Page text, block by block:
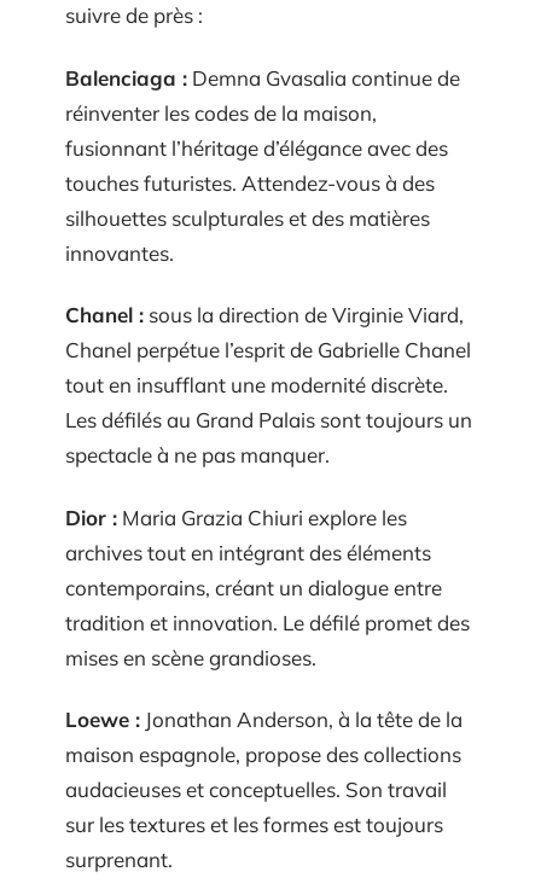
suivre de près :
Balenciaga : Demna Gvasalia continue de
réinventer les codes de la maison,
fusionnant l’héritage d’élégance avec des
touches futuristes. Attendez-vous à des
silhouettes sculpturales et des matières
innovantes.
Chanel : sous la direction de Virginie Viard,
Chanel perpétue l’esprit de Gabrielle Chanel
tout en insufflant une modernité discrète.
Les défilés au Grand Palais sont toujours un
spectacle à ne pas manquer.
Dior : Maria Grazia Chiuri explore les
archives tout en intégrant des éléments
contemporains, créant un dialogue entre
tradition et innovation. Le défilé promet des
mises en scène grandioses.
Loewe : Jonathan Anderson, à la tête de la
maison espagnole, propose des collections
audacieuses et conceptuelles. Son travail
sur les textures et les formes est toujours
surprenant.